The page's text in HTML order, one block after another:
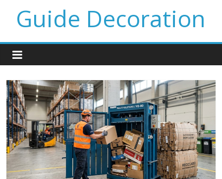
Guide Decoration